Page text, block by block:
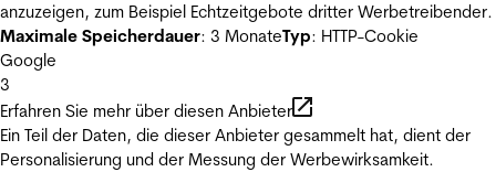
anzuzeigen, zum Beispiel Echtzeitgebote dritter Werbetreibender.
Maximale Speicherdauer: 3 MonateTyp: HTTP-Cookie
Google
3
Erfahren Sie mehr über diesen Anbieter
Ein Teil der Daten, die dieser Anbieter gesammelt hat, dient der
Personalisierung und der Messung der Werbewirksamkeit.